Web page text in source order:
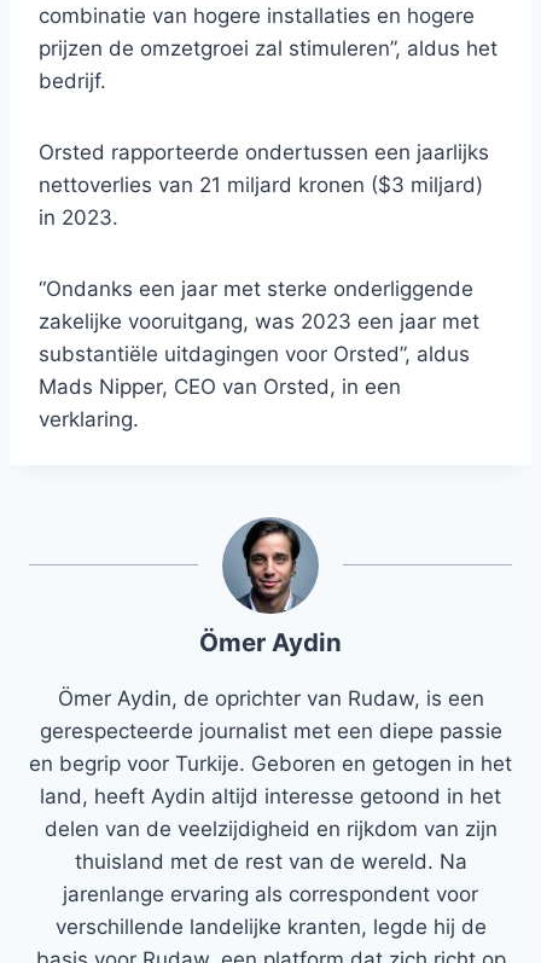
combinatie van hogere installaties en hogere
prijzen de omzetgroei zal stimuleren”, aldus het
bedrijf.
Orsted rapporteerde ondertussen een jaarlijks
nettoverlies van 21 miljard kronen ($3 miljard)
in 2023.
“Ondanks een jaar met sterke onderliggende
zakelijke vooruitgang, was 2023 een jaar met
substantiële uitdagingen voor Orsted”, aldus
Mads Nipper, CEO van Orsted, in een
verklaring.
Ömer Aydin
Ömer Aydin, de oprichter van Rudaw, is een
gerespecteerde journalist met een diepe passie
en begrip voor Turkije. Geboren en getogen in het
land, heeft Aydin altijd interesse getoond in het
delen van de veelzijdigheid en rijkdom van zijn
thuisland met de rest van de wereld. Na
jarenlange ervaring als correspondent voor
verschillende landelijke kranten, legde hij de